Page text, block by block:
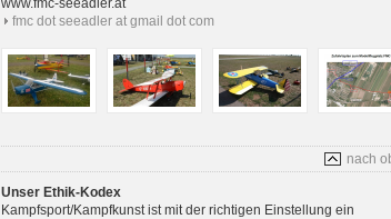
www.fmc-seeadler.at
fmc dot seeadler at gmail dot com
nach
Unser Ethik-Kodex
Kampfsport/Kampfkunst ist mit der richtigen Einstellung ein